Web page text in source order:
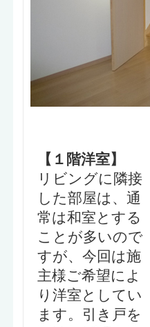
【１階洋室】
リビングに隣接
した部屋は、通
常は和室とする
ことが多いので
すが、今回は施
主様ご希望によ
り洋室としてい
ます。引き戸を